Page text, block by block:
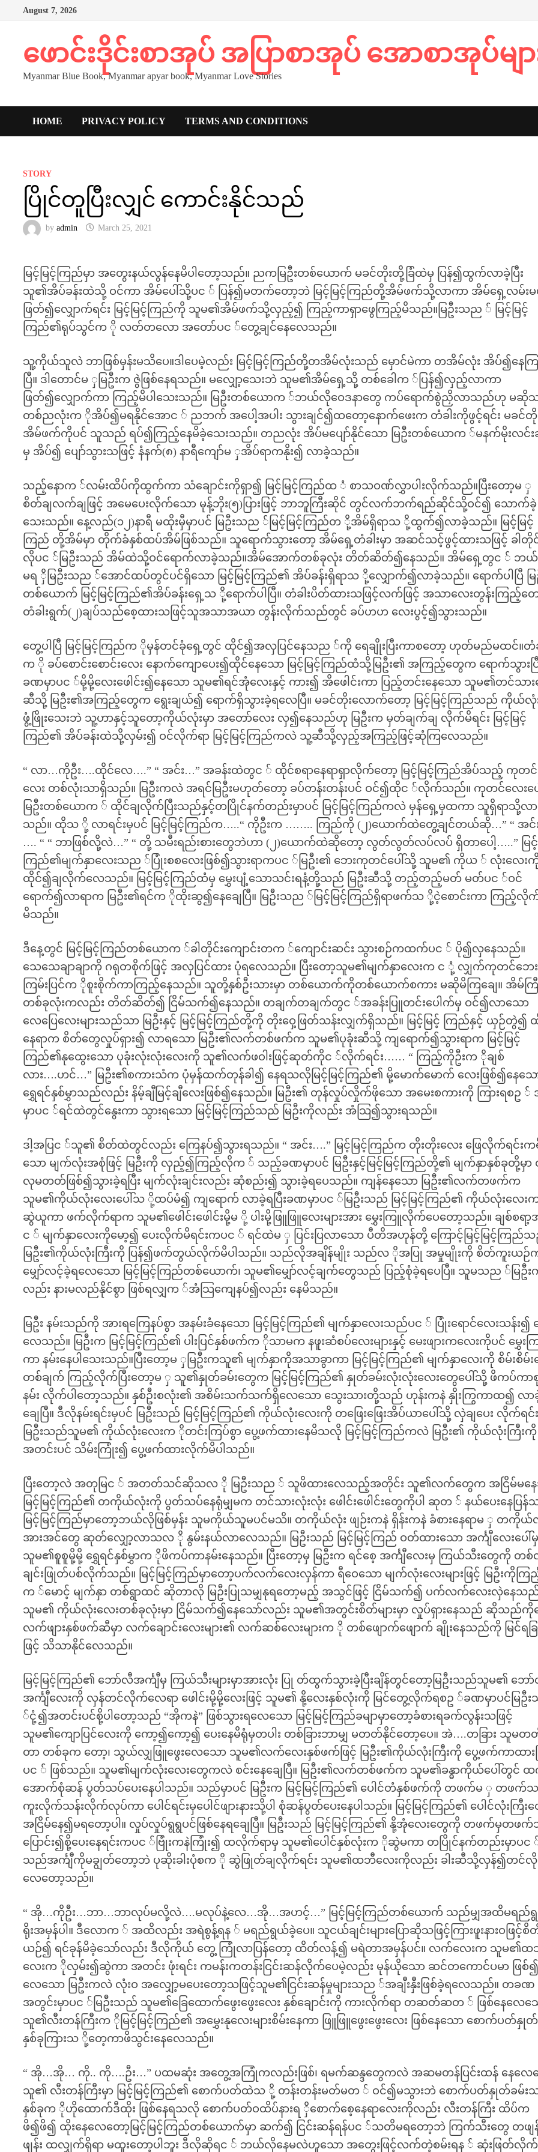
August 7, 2026
ဖောင်းဒိုင်းစာအုပ် အပြာစာအုပ် အောစာအုပ်မျာ
Myanmar Blue Book, Myanmar apyar book, Myanmar Love Stories
HOME PRIVACY POLICY TERMS AND CONDITIONS
STORY
ပြိုင်တူပြီးလျှင် ကောင်းနိုင်သည်
byadmin March 25, 2021
မြင့်မြင့်ကြည်မှာ အတွေးနယ်လွန်နေမိပါတော့သည်။ ညကမြဦးတစ်ယောက် မခင်တိုးတို့ခြံထဲမှ ပြန်၍ထွက်လာခဲ့ပြီး
သူ၏အိပ်ခန်းထဲသို့ ဝင်ကာ အိမ်ပေါ်သို့ပင ် ပြန်၍မတက်တော့ဘဲ မြင့်မြင့်ကြည်တို့အိမ်ဖက်သို့လာကာ အိမ်ရှေ့လမ်းမ
ဖြတ်၍လျှောက်ရင်း မြင့်မြင့်ကြည်ကို သူမ၏အိမ်ဖက်သို့လှည့်၍ ကြည့်ကာရှာဖွေကြည့်မိသည်။မြဦးသည ် မြင့်မြင့်
ကြည်၏ရုပ်သွင်က ို လတ်တလော အတော်ပင ်တွေ့ချင်နေလေသည်။
သူ့ကိုယ်သူလဲ ဘာဖြစ်မှန်းမသိပေ။ဒါပေမဲ့လည်း မြင့်မြင့်ကြည်တို့တအိမ်လုံးသည် မှောင်မဲကာ တအိမ်လုံး အိပ်၍နေကြ
ပြီ။ ဒါတောင်မ ှမြဦးက ဇွဲဖြစ်နေရသည်။ မလျှော့သေးဘဲ သူမ၏အိမ်ရှေ့သို့ တစ်ခေါက ်ပြန်၍လှည့်လာကာ
ဖြတ်၍လျှောက်ကာ ကြည့်မိပါသေးသည်။ မြဦးတစ်ယောက ်ဘယ်လိုဝေဒနာတွေ ကပ်ရောက်စွဲညှိလာသည်ဟု မဆိုသ
တစ်ညလုံးက ိုအိပ်၍မရနိုင်အောင ် ညဘက် အပေါ့အပါး သွားချင်၍ထတော့နောက်ဖေးက တံခါးကိုဖွင့်ရင်း မခင်
အိမ်ဖက်ကိုပင် သူသည် ရပ်၍ကြည့်နေမိခဲ့သေးသည်။ တညလုံး အိပ်မပျော်နိုင်သော မြဦးတစ်ယောက ်မနက်မိုးလင်းခ
မှ အိပ်၍ ပျော်သွားသဖြင့် နံနက်(၈) နာရီကျော်မ ှအိပ်ရာကနိုး၍ လာခဲ့သည်။
သည့်နောက ်လမ်းထိပ်ကိုထွက်ကာ သံချောင်းကိုရှာ၍ မြင့်မြင့်ကြည်ထ ံ စာသဝဏ်လွှာပါးလိုက်သည်။ပြီးတော့မ ှ
စိတ်ချလက်ချဖြင့် အမေပေးလိုက်သော မုန့်ဘိုး(၅)ပြားဖြင့် ဘာဘူကြီးဆိုင် တွင်လက်ဘက်ရည်ဆိုင်သို့ဝင်၍ သောက်ခဲ့
သေးသည်။ နေ့လည်(၁၂)နာရီ မထိုးမှီမှာပင် မြဦးသည ်မြင့်မြင့်ကြည်တ ို့အိမ်ရှိရာသ ို့ထွက်၍လာခဲ့သည်။ မြင့်မြင့်
ကြည် တို့အိမ်မှာ တိုက်ခံနှစ်ထပ်အိမ်ဖြစ်သည်။ သူရောက်သွားတော့ အိမ်ရှေ့တံခါးမှာ အဆင်သင့်ဖွင့်ထားသဖြင့် ခါတိုင်
လိုပင ်မြဦးသည် အိမ်ထဲသို့ဝင်ရောက်လာခဲ့သည်။အိမ်အောက်တစ်ခုလုံး တိတ်ဆိတ်၍နေသည်။ အိမ်ရှေ့တွင ် ဘ
မရ ှိမြဦးသည ်အောင်ထပ်တွင်ပင်ရှိသော မြင့်မြင့်ကြည်၏ အိပ်ခန်းရှိရာသ ို့လျှောက်၍လာခဲ့သည်။ ရောက်ပါပြီ မြ
တစ်ယောက် မြင့်မြင့်ကြည်၏အိပ်ခန်းရှေ့သ ို့ရောက်ပါပြီ။ တံခါးပိတ်ထားသဖြင့်လက်ဖြင့် အသာလေးတွန်းကြည့်တ
တံခါးရွက်(၂)ချပ်သည်စေ့ထားသဖြင့်သူအသာအယာ တွန်းလိုက်သည်တွင် ခပ်ဟဟ လေးပွင့်၍သွားသည်။
တွေ့ပါပြီ မြင့်မြင့်ကြည်က ိုမှန်တင်ခုံရှေ့တွင် ထိုင်၍အလှပြင်နေသည ်ကို ရေချိုးပြီးကာစတော့ ဟုတ်မည်မထင်။တံခ
က ို ခပ်စောင်းစောင်းလေး နောက်ကျောပေး၍ထိုင်နေသော မြင့်မြင့်ကြည်ထံသို့မြဦး၏ အကြည့်တွေက ရောက်သွားပ
ခဏမှာပင ်မို့မို့လေးဖေါင်း၍နေသော သူမ၏ရင်အုံလေးနှင့် ကား၍ အိဖေါင်းကာ ပြည့်တင်းနေသော သူမ၏တင်သာ
ဆီသို့ မြဦး၏အကြည့်တွေက ရွေးချယ်၍ ရောက်ရှိသွားခဲ့ရလေပြီ။ မခင်တိုးလောက်တော့ မြင့်မြင့်ကြည်သည် ကိုယ်လုံ
ဖွံ့ဖြိုးသေးဘဲ သူ့ဟာနှင့်သူတော့ကိုယ်လုံးမှာ အတော်လေး လှ၍နေသည်ဟု မြဦးက မှတ်ချက်ချ လိုက်မိရင်း မြင့်မြင့်
ကြည်၏ အိပ်ခန်းထဲသို့လှမ်း၍ ဝင်လိုက်ရာ မြင့်မြင့်ကြည်ကလဲ သူ့ဆီသို့လှည့်အကြည့်ဖြင့်ဆုံကြလေသည်။
“ လာ…ကိုဦး….ထိုင်လေ….” “ အင်း…” အခန်းထဲတွင ် ထိုင်စရာနေရာရှာလိုက်တော့ မြင့်မြင့်ကြည်အိပ်သည့် ကုတင်
လေး တစ်လုံးသာရှိသည်။ မြဦးကလဲ အရင်မြဦးမဟုတ်တော့ ခပ်တန်းတန်းပင် ဝင်၍ထိုင ်လိုက်သည်။ ကုတင်လေးပ
မြဦးတစ်ယောက ် ထိုင်ချလိုက်ပြီးသည်နှင့်တပြိုင်နက်တည်းမှာပင် မြင့်မြင့်ကြည်ကလဲ မှန်ရှေ့မှထကာ သူရှိရာသို့လာ
သည်။ ထိုသ ို့ လာရင်းမှပင် မြင့်မြင့်ကြည်က…..“ ကိုဦးက …….. ကြည်ကို (၂)ယောက်ထဲတွေ့ချင်တယ်ဆို…” “ အင်
…. “ “ ဘာဖြစ်လို့လဲ…” “ တို့ သမီးရည်းစားတွေဘဲဟာ (၂)ယောက်ထဲဆိုတော့ လွတ်လွတ်လပ်လပ် ရှိတာပေါ့…..” မြင့်
ကြည်၏မျက်နှာလေးသည ်ပြုံးစစလေးဖြစ်၍သွားရာကပင ်မြဦး၏ ဘေးကုတင်ပေါ်သို့ သူမ၏ ကိုယ ် လုံးလေး
ထိုင်၍ချလိုက်လေသည်။ မြင့်မြင့်ကြည်ထံမှ မွှေးပျံ့သောသင်းရနံ့တို့သည် မြဦးဆီသို့ တည့်တည့်မတ် မတ်ပင ်ဝင်
ရောက်၍လာရာက မြဦး၏ရင်က ိုထိုးဆွ၍နေချေပြီ။ မြဦးသည ်မြင့်မြင့်ကြည်ရှိရာဖက်သ ို့ငဲ့စောင်းကာ ကြည့်လို
မိသည်။
ဒီနေ့တွင် မြင့်မြင့်ကြည်တစ်ယောက ်ခါတိုင်းကျောင်းတက ်ကျောင်းဆင်း သွားစဉ်ကထက်ပင ် ပို၍လှနေသည်။
သေသေချာချာကို ဂရုတစိုက်ဖြင့် အလှပြင်ထား ပုံရလေသည်။ ပြီးတော့သူမ၏မျက်နှာလေးက င ုံ့ လျှက်ကုတင်ဘေး
ကြမ်းပြင်က ိုစူးစိုက်ကာကြည့်နေသည်။ သူတို့နှစ်ဦးသားမှာ တစ်ယောက်ကိုတစ်ယောက်စကား မဆိုမိကြချေ။ အိမ်ကြီ
တစ်ခုလုံးကလည်း တိတ်ဆိတ်၍ ငြိမ်သက်၍နေသည်။ တချက်တချက်တွင ်အခန်းပြူတင်းပေါက်မှ ဝင်၍လာသော
လေပြေလေးများသည်သာ မြဦးနှင့် မြင့်မြင့်ကြည်တို့ကို တိုးဝှေ့ဖြတ်သန်းလျှက်ရှိသည်။ မြင့်မြင့် ကြည်နှင့် ယှဉ်တွဲ၍
နေရာက စိတ်တွေလှုပ်ရှား၍ လာရသော မြဦး၏လက်တစ်ဖက်က သူမ၏ပုခုံးဆီသို့ ကျရောက်၍သွားရာက မြင့်မြင့်
ကြည်၏နုထွေးသော ပုခုံးလုံးလုံးလေးကို သူ၏လက်ဖဝါးဖြင့်ဆုတ်ကိုင ်လိုက်ရင်း…… “ ကြည့်ကိုဦးက ိုချစ်
လား….ဟင်…” မြဦး၏စကားသံက ပုံမှန်ထက်တုန်ခါ၍ နေရသလိုမြင့်မြင့်ကြည်၏ မို့မောက်မောက် လေးဖြစ်၍နေသေ
ရွှေရင်နှစ်မွှာသည်လည်း နိမ့်ချီမြင့်ချီလေးဖြစ်၍နေသည်။ မြဦး၏ တုန်လှုပ်လှိုက်ဖိုသော အမေးစကားကို ကြားရစဥ
မှာပင ်ရင်ထဲတွင်နွေးကာ သွားရသော မြင့်မြင့်ကြည်သည် မြဦးကိုလည်း အံသြ၍သွားရသည်။
ဒါ့အပြင ်သူ၏ စိတ်ထဲတွင်လည်း ကြေနပ်၍သွားရသည်။ “ အင်း….” မြင့်မြင့်ကြည်က တိုးတိုးလေး ဖြေလိုက်ရင်းက
သော မျက်လုံးအစုံဖြင့် မြဦးကို လှည့်၍ကြည့်လိုက ် သည့်ခဏမှာပင် မြဦးနှင့်မြင့်မြင့်ကြည်တို့၏ မျက်နှာနှစ်ခုတို့မှာ
လုမတတ်ဖြစ်၍သွားခဲ့ရပြီး မျက်လုံးချင်းလည်း ဆုံစည်း၍ သွားခဲ့ရပေသည်။ ကျန်နေသော မြဦး၏လက်တဖက်က
သူမ၏ကိုယ်လုံးလေးပေါ်သ ို့ထပ်မံ၍ ကျရောက် လာခဲ့ရပြီးခဏမှာပင ်မြဦးသည် မြင့်မြင့်ကြည်၏ ကိုယ်လုံးလေ
ဆွဲယူကာ ဖက်လိုက်ရာက သူမ၏ဖေါင်းဖေါင်းမို့မ ို့ ပါးမို့ဖြူဖြူလေးများအား မွှေးကြူလိုက်ပေတော့သည်။ ချစ်စရ
င ် မျက်နှာလေးကိုမော့၍ ပေးလိုက်မိရင်းကပင ် ရင်ထဲမ ှ ပြင်းပြလာသော ပီတိအဟုန်တို့ ကြောင့်မြင့်မြင့်ကြ
မြဦး၏ကိုယ်လုံးကြီးကို ပြန်၍ဖက်တွယ်လိုက်မိပါသည်။ သည်လိုအချိန်မျိုး သည်လ ိုအပြု အမှုမျိုးကို စိတ်ကူးယဉ်
မျှော်လင့်ခဲ့ရလေသော မြင့်မြင့်ကြည်တစ်ယောက်၊ သူမ၏မျှော်လင့်ချက်တွေသည် ပြည့်စုံခဲ့ရပေပြီ။ သူမသည ်မြဦး
လည်း နားမလည်နိုင်စွာ ဖြစ်ရလျှက ်အံသြကျေနပ်၍လည်း နေမိသည်။
မြဦး နမ်းသည်ကို အားရကြေနပ်စွာ အနမ်းခံနေသော မြင့်မြင့်ကြည်၏ မျက်နှာလေးသည်ပင ် ပြုံးရောင်လေးသန်း၍
လေသည်။ မြဦးက မြင့်မြင့်ကြည်၏ ပါးပြင်နှစ်ဖက်က ိုသာမက နဖူးဆံစပ်လေးများနှင့် မေးဖျားကလေးကိုပင် မွှေး
ကာ နမ်းနေပါသေးသည်။ပြီးတော့မ ှမြဦးကသူ၏ မျက်နှာကိုအသာခွာကာ မြင့်မြင့်ကြည်၏ မျက်နှာလေးကို စိမ်းစိမ်း
တစ်ချက် ကြည့်လိုက်ပြီးတော့မ ှ သူ၏နှုတ်ခမ်းတွေက မြင့်မြင့်ကြည်၏ နှုတ်ခမ်းလုံးလုံးလေးတွေပေါ်သို့ ဖိကပ်ကာ
နမ်း လိုက်ပါတော့သည်။ နှစ်ဦးစလုံး၏ အစိမ်းသက်သက်ရှိလေသော သွေးသားတို့သည် ဟုန်းကနဲ နှိုးကြွကာထ၍ လာ
ချေပြီ။ ဒီလိုနမ်းရင်းမှပင် မြဦးသည် မြင့်မြင့်ကြည်၏ ကိုယ်လုံးလေးကို တဖြေးဖြေးအိပ်ယာပေါ်သို့ လှဲချပေး လိုက်ရ
မြဦးသည်သူမ၏ ကိုယ်လုံးလေးက ိုတင်းကြပ်စွာ ပွေ့ဖက်ထားနေမိသလို မြင့်မြင့်ကြည်ကလဲ မြဦး၏ ကိုယ်လုံးကြီးကို
အတင်းပင် သိမ်းကြုံး၍ ပွေ့ဖက်ထားလိုက်မိပါသည်။
ပြီးတော့လဲ အတုမြင ် အတတ်သင်ဆိုသလ ို မြဦးသည ် သူဖိထားလေသည့်အတိုင်း သူ၏လက်တွေက အငြိမ်မန
မြင့်မြင့်ကြည်၏ တကိုယ်လုံးကို ပွတ်သပ်နေရုံမျှမက တင်သားလုံးလုံး ဖေါင်းဖေါင်းတွေကိုပါ ဆုတ ် နယ်ပေးနေပြန်
မြင့်မြင့်ကြည်မှာတော့ဘယ်လိုဖြစ်မှန်း သူမကိုယ်သူမပင်မသိ။ တကိုယ်လုံး ဖျဉ်းကနဲ ရှိန်းကနဲ ခံစားနေရာမ ှ တကိုယ်
အားအင်တွေ ဆုတ်လျှော့လာသလ ို နွမ်းနယ်လာလေသည်။ မြဦးသည် မြင့်မြင့်ကြည် ဝတ်ထားသော အင်္ကျီလေးပေါ်မှ
သူမ၏စူစူမို့မို့ ရွှေရင်နှစ်မွှာက ိုဖိကပ်ကာနမ်းနေသည်။ ပြီးတော့မှ မြဦးက ရင်စေ့ အင်္ကျီလေးမှ ကြယ်သီးတွေကို တစ်
ချင်းဖြုတ်ပစ်လိုက်သည်။ မြင့်မြင့်ကြည်မှာတော့ပက်လက်လေးလှန်ကာ ရီဝေသော မျက်လုံးလေးများဖြင့် မြဦးကိုကြ
က ်မောင့် မျက်နှာ တစ်ရွာထင် ဆိုတာလို မြဦးပြုသမျှနုရတော့မည့် အသွင်ဖြင့် ငြိမ်သက်၍ ပက်လက်လေးလှဲနေသည်
သူမ၏ ကိုယ်လုံးလေးတစ်ခုလုံးမှာ ငြိမ်သက်၍နေသော်လည်း သူမ၏အတွင်းစိတ်များမှာ လှုပ်ရှားနေသည် ဆိုသည်ကို
လက်ဖျားနှစ်ဖက်ဆီမှာ လက်ချောင်းလေးများ၏ လက်ဆစ်လေးများက ို တစ်ဖျောက်ဖျောက် ချိုးနေသည်ကို မြင်ရခြ
ဖြင့် သိသာနိုင်လေသည်။
မြင့်မြင့်ကြည်၏ ဘော်လီအင်္ကျီမှ ကြယ်သီးများမှာအားလုံး ပြု တ်ထွက်သွားခဲ့ပြီးချိန်တွင်တော့မြဦးသည်သူမ၏ ဘေ
အင်္ကျီလေးကို လှန်တင်လိုက်လေရာ ဖေါင်းမို့မို့လေးဖြင့် သူမ၏ နို့လေးနှစ်လုံးကို မြင်တွေ့လိုက်ရစဥ ်ခဏမှာပင်မြဦ
်ငုံ့၍အတင်းပင်စို့ပါတော့သည် “အိုကနဲ” ဖြစ်သွားရလေသော မြင့်မြင့်ကြည်ခမျာမှာတော့ခံစားရခက်လွန်းသဖြင့်
သူမ၏ကျောပြင်လေးကို ကော့၍ကော့၍ ပေးနေမိရုံမှတပါး တစ်ခြားဘာမျှ မတတ်နိုင်တော့ပေ။ အဲ….တခြား သူမတ
တာ တစ်ခုက တော့၊ သွယ်လျှဖြူဖွေးလေသော သူမ၏လက်လေးနှစ်ဖက်ဖြင့် မြဦး၏ကိုယ်လုံးကြီးကို ပွေ့ဖက်ကာထားခ
ပင ် ဖြစ်သည်။ သူမ၏မျက်လုံးလေးတွေကလဲ စင်းနေချေပြီ။ မြဦး၏လက်တစ်ဖက်က သူမ၏ခန္ဓာကိုယ်ပေါ်တွင်
အောက်စုံဆန် ပွတ်သပ်ပေးနေပါသည်။ သည်မှာပင် မြဦးက မြင့်မြင့်ကြည်၏ ပေါင်တံနှစ်ဖက်ကို တဖက်မ ှ တဖက်
ကူးလိုက်သန်းလိုက်လုပ်ကာ ပေါင်ရင်းမှပေါင်ဖျားနားသို့ပါ စုံဆန်ပွတ်ပေးနေပါသည်။ မြင့်မြင့်ကြည်၏ ပေါင်လုံးကြီး
အငြိမ်နေ၍မရတော့ပါ။ လှုပ်လှုပ်ရွရွပင်ဖြစ်နေရချေပြီ။ မြဦးသည် မြင့်မြင့်ကြည်၏ နို့အုံလေးတွေကို တဖက်မှတဖ
ပြောင်း၍စို့ပေးနေရင်းကပင ်ဗြုံးကနဲကြုံး၍ ထလိုက်ရာမှ သူမ၏ပေါင်နှစ်လုံးက ိုဆွဲမကာ တပြိုင်နက်တည်းမှာပ
သည်အင်္ကျီကိုမချွတ်တော့ဘဲ ပုဆိုးခါးပုံစက ို ဆွဲဖြုတ်ချလိုက်ရင်း သူမ၏ထဘီလေးကိုလည်း ခါးဆီသို့လှန်၍တင်
လေတော့သည်။
“ အို…ကိုဦး…ဘာ…ဘာလုပ်မလို့လဲ….မလုပ်နဲ့လေ…အို…အဟင့်…” မြင့်မြင့်ကြည်တစ်ယောက် သည်မျှအထိမရည်
ရိုးအမှန်ပါ။ ဒီလောက ် အထိလည်း အရဲစွန့်ရန ် မရည်ရွယ်ခဲ့ပေ။ သူငယ်ချင်းများပြောဆိုသဖြင့်ကြားဖူးနားဝဖြင့်စိ
ယဉ်၍ ရင်ခုန်မိခဲ့သော်လည်း ဒီလိုကိုယ် တွေ့ ကြုံလာပြန်တော့ ထိတ်လန့်၍ မရဲတာအမှန်ပင်။ လက်လေးက သူမ၏
လေးက ိုလှမ်း၍ဆွဲကာ အတင်း ဖုံးရင်း ကမန်းကတန်းငြင်းဆန်လိုက်ပေမဲ့လည်း မုန်ယိုသော ဆင်တကောင်ပမာ ဖြစ်၍
လေသော မြဦးကလဲ လုံးဝ အလျှော့မပေးတော့သဖြင့်သူမ၏ငြင်းဆန်မှုများသည ်အချီးနှီးဖြစ်ခဲ့ရလေသည်။ တခဏ
အတွင်းမှာပင ်မြဦးသည် သူမ၏ခြေထောက်ဖွေးဖွေးလေး နှစ်ချောင်းကို ကားလိုက်ရာ တဆတ်ဆတ ် ဖြစ်နေလေသ
သူ၏လီးတန်ကြီးက ိုမြင့်မြင့်ကြည်၏ အမွှေးနုလေးများစိမ်းနေကာ ဖြူဖြူဖွေးဖွေးလေး ဖြစ်နေသော စောက်ပတ်နှုတ်
နှစ်ခုကြားသ ို့တေ့ကာဖိသွင်းနေလေသည်။
“ အို…အို… ကို.. ကို….ဦး…” ပထမဆုံး အတွေ့အကြုံကလည်းဖြစ်၊ ရမက်ဆန္ဒတွေကလဲ အဆမတန်ပြင်းထန် နေလေ
သူ၏ လီးတန်ကြီးမှာ မြင့်မြင့်ကြည်၏ စောက်ပတ်ထဲသ ို့ တန်းတန်းမတ်မတ ် ဝင်၍မသွားဘဲ စောက်ပတ်နှုတ်ခမ်းသ
နှစ်ခုက ိုဟိုထောက်ဒီထိုး ဖြစ်နေရသလို စောက်ပတ်ဝထိပ်နားရ ှိစောက်စေ့နေရာလေးကိုလည်း လီးတန်ကြီး ထိပ်က
ဖိ၍ဖိ၍ ထိုးနေလေတော့မြင့်မြင့်ကြည်တစ်ယောက်မှာ ဆက်၍ ငြင်းဆန်ရန်ပင ်သတိမရတော့ဘဲ ကြက်သီးတွေ တဖျန်
ဖျန်း ထလျှက်ရှိရာ မထူးတော့ပါဘူး ဒီလိုဆိုရင ် ဘယ်လိုနေမလဲဟူသော အတွေးဖြင့်လက်တဲ့စမ်းရန ် ဆုံးဖြတ်လို